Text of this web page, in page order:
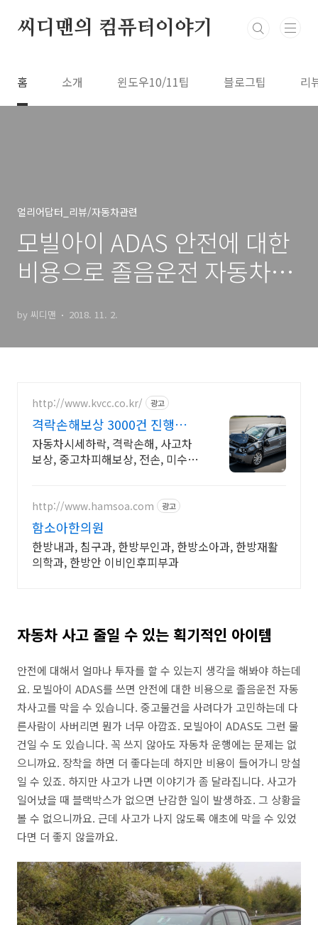
씨디맨의 컴퓨터이야기
홈 소개 윈도우10/11팁 블로그팁 리
얼리어답터_리뷰/자동차관련
모빌아이 ADAS 안전에 대한
비용으로 졸음운전 자동차사
by 씨디맨 2018. 11. 2.
http://www.kvcc.co.kr/ 광고
격락손해보상 3000건 진행
MBC불만제로 모법업체 선정
자동차시세하락, 격락손해, 사고차
보상, 중고차피해보상, 전손, 미수선
http://www.hamsoa.com 광고
함소아한의원
한방내과, 침구과, 한방부인과, 한방소아과, 한방재활
의학과, 한방안 이비인후피부과
자동차 사고 줄일 수 있는 획기적인 아이템
안전에 대해서 얼마나 투자를 할 수 있는지 생각을 해봐야 하는데
요. 모빌아이 ADAS를 쓰면 안전에 대한 비용으로 졸음운전 자동
차사고를 막을 수 있습니다. 중고물건을 사려다가 고민하는데 다
른사람이 사버리면 뭔가 너무 아깝죠. 모빌아이 ADAS도 그런 물
건일 수 도 있습니다. 꼭 쓰지 않아도 자동차 운행에는 문제는 없
으니까요. 장착을 하면 더 좋다는데 하지만 비용이 들어가니 망설
일 수 있죠. 하지만 사고가 나면 이야기가 좀 달라집니다. 사고가
일어났을 때 블랙박스가 없으면 난감한 일이 발생하죠. 그 상황을
볼 수 없으니까요. 근데 사고가 나지 않도록 애초에 막을 수 있었
다면 더 좋지 않을까요.